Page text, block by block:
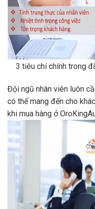
3 tiêu chí chính trong
Đội ngũ nhân viên luôn
có thể mang đến cho
khi mua hàng ở